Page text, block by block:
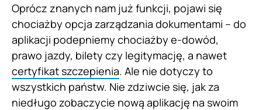
Oprócz znanych nam już funkcji, pojawi się
chociażby opcja zarządzania dokumentami – do
aplikacji podepniemy chociażby e-dowód,
prawo jazdy, bilety czy legitymację, a nawet
certyfikat szczepienia. Ale nie dotyczy to
wszystkich państw. Nie zdziwcie się, jak za
niedługo zobaczycie nową aplikację na swoim